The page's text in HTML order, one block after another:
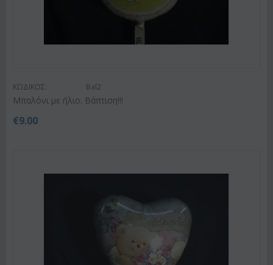
ΚΩΔΙΚΟΣ: Bal2
Μπαλόνι με ήλιο. Βάπτιση!!!
€9.00